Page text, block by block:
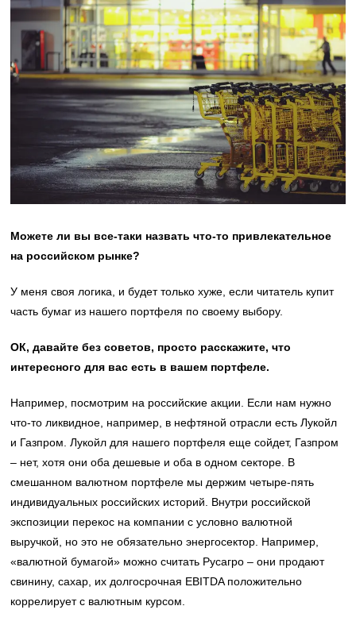
Можете ли вы все-таки назвать что-то привлекательное
на российском рынке?
У меня своя логика, и будет только хуже, если читатель купит
часть бумаг из нашего портфеля по своему выбору.
ОК, давайте без советов, просто расскажите, что
интересного для вас есть в вашем портфеле.
Например, посмотрим на российские акции. Если нам нужно
что-то ликвидное, например, в нефтяной отрасли есть Лукойл
и Газпром. Лукойл для нашего портфеля еще сойдет, Газпром
– нет, хотя они оба дешевые и оба в одном секторе. В
смешанном валютном портфеле мы держим четыре-пять
индивидуальных российских историй. Внутри российской
экспозиции перекос на компании с условно валютной
выручкой, но это не обязательно энергосектор. Например,
«валютной бумагой» можно считать Русагро – они продают
свинину, сахар, их долгосрочная EBITDA положительно
коррелирует с валютным курсом.